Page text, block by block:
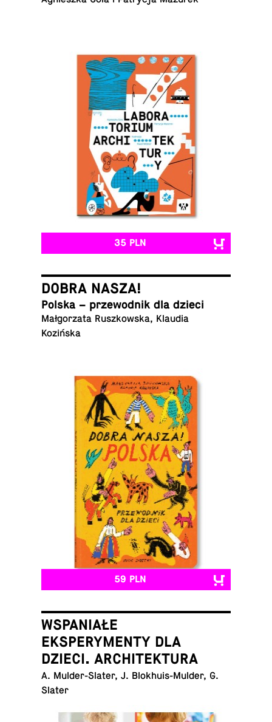
35 PLN
DOBRA NASZA!
Polska – prze­wod­nik dla dzieci
Mał­go­rza­ta Rusz­kow­ska, Klaudia
Kozińska
59 PLN
WSPANIAŁE
EKSPERYMENTY DLA
DZIECI. ARCHITEKTURA
A. Mul­der-Sla­ter, J. Blo­khu­is-Mul­der, G.
Slater